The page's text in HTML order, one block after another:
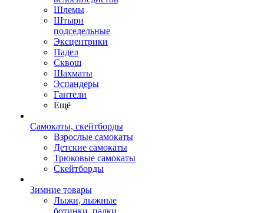
Шлемы
Штыри
подседельные
Эксцентрики
Падел
Сквош
Шахматы
Эспандеры
Гантели
Ещё
Самокаты, скейтборды
Взрослые самокаты
Детские самокаты
Трюковые самокаты
Скейтборды
Зимние товары
Лыжи, лыжные
ботинки, палки